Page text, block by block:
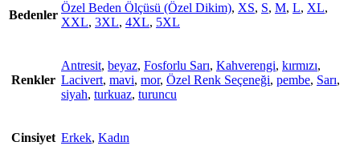
Bedenler
Özel Beden Ölçüsü (Özel Dikim), XS, S, M, L, XL,
XXL, 3XL, 4XL, 5XL
Renkler
Antresit, beyaz, Fosforlu Sarı, Kahverengi, kırmızı,
Lacivert, mavi, mor, Özel Renk Seçeneği, pembe, Sarı,
siyah, turkuaz, turuncu
Cinsiyet Erkek, Kadın